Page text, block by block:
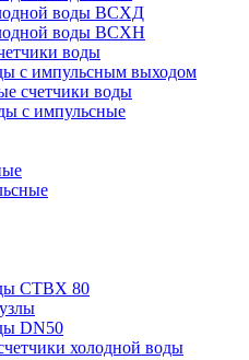
воды ВСХД
воды ВСХН
воды
с импульсным выходом
счетчики воды
с импульсные
СТВХ 80
DN50
холодной воды